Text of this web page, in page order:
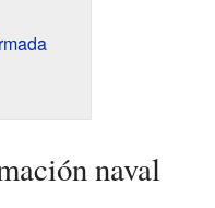
naval